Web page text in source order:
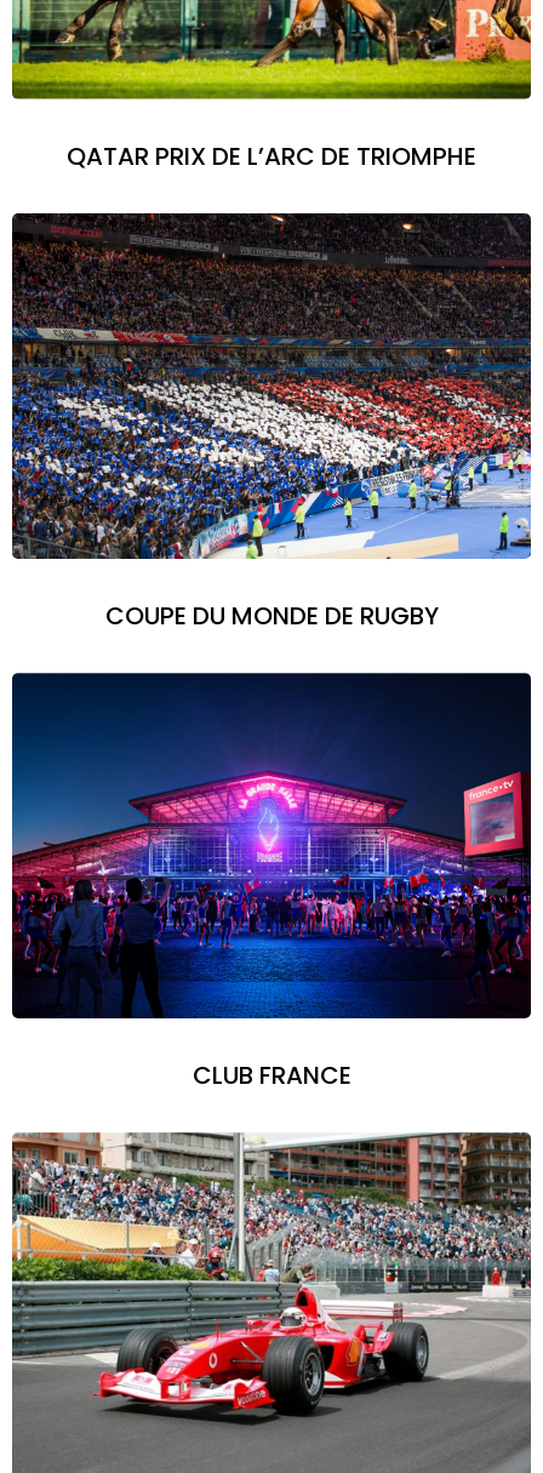
QATAR PRIX DE L’ARC DE TRIOMPHE
COUPE DU MONDE DE RUGBY
CLUB FRANCE